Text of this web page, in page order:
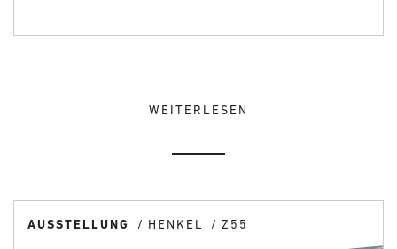
WEITERLESEN
AUSSTELLUNG HENKEL Z55